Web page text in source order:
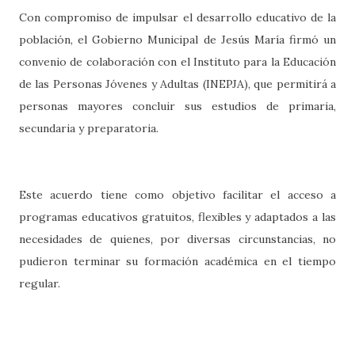
Con compromiso de impulsar el desarrollo educativo de la
población, el Gobierno Municipal de Jesús María firmó un
convenio de colaboración con el Instituto para la Educación
de las Personas Jóvenes y Adultas (INEPJA), que permitirá a
personas mayores concluir sus estudios de primaria,
secundaria y preparatoria.
Este acuerdo tiene como objetivo facilitar el acceso a
programas educativos gratuitos, flexibles y adaptados a las
necesidades de quienes, por diversas circunstancias, no
pudieron terminar su formación académica en el tiempo
regular.